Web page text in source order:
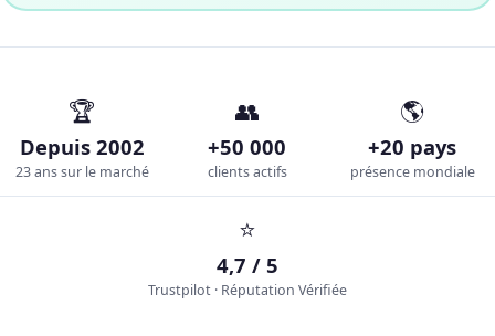
🏆
Depuis 2002
23 ans sur le marché
👥
+50 000
clients actifs
🌎
+20 pays
présence mondiale
⭐
4,7 / 5
Trustpilot · Réputation Vérifiée